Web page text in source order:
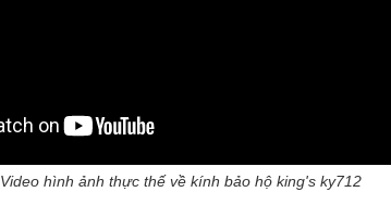
Video hình ảnh thực thế về kính bảo hộ king's ky712